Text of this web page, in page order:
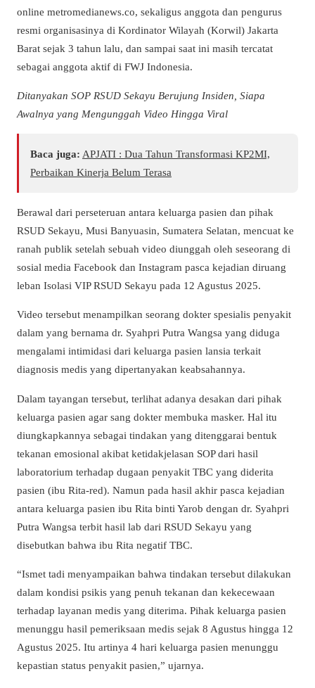
online metromedianews.co, sekaligus anggota dan pengurus
resmi organisasinya di Kordinator Wilayah (Korwil) Jakarta
Barat sejak 3 tahun lalu, dan sampai saat ini masih tercatat
sebagai anggota aktif di FWJ Indonesia.
Ditanyakan SOP RSUD Sekayu Berujung Insiden, Siapa
Awalnya yang Mengunggah Video Hingga Viral
Baca juga: APJATI : Dua Tahun Transformasi KP2MI,
Perbaikan Kinerja Belum Terasa
Berawal dari perseteruan antara keluarga pasien dan pihak
RSUD Sekayu, Musi Banyuasin, Sumatera Selatan, mencuat ke
ranah publik setelah sebuah video diunggah oleh seseorang di
sosial media Facebook dan Instagram pasca kejadian diruang
leban Isolasi VIP RSUD Sekayu pada 12 Agustus 2025.
Video tersebut menampilkan seorang dokter spesialis penyakit
dalam yang bernama dr. Syahpri Putra Wangsa yang diduga
mengalami intimidasi dari keluarga pasien lansia terkait
diagnosis medis yang dipertanyakan keabsahannya.
Dalam tayangan tersebut, terlihat adanya desakan dari pihak
keluarga pasien agar sang dokter membuka masker. Hal itu
diungkapkannya sebagai tindakan yang ditenggarai bentuk
tekanan emosional akibat ketidakjelasan SOP dari hasil
laboratorium terhadap dugaan penyakit TBC yang diderita
pasien (ibu Rita-red). Namun pada hasil akhir pasca kejadian
antara keluarga pasien ibu Rita binti Yarob dengan dr. Syahpri
Putra Wangsa terbit hasil lab dari RSUD Sekayu yang
disebutkan bahwa ibu Rita negatif TBC.
“Ismet tadi menyampaikan bahwa tindakan tersebut dilakukan
dalam kondisi psikis yang penuh tekanan dan kekecewaan
terhadap layanan medis yang diterima. Pihak keluarga pasien
menunggu hasil pemeriksaan medis sejak 8 Agustus hingga 12
Agustus 2025. Itu artinya 4 hari keluarga pasien menunggu
kepastian status penyakit pasien,” ujarnya.